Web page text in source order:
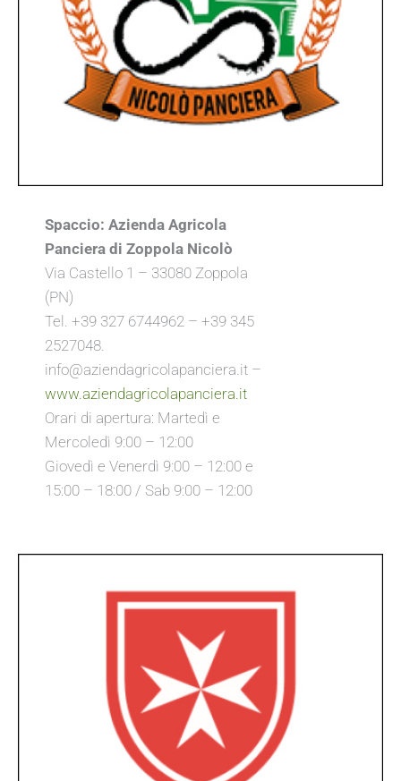
Spaccio: Azienda Agricola
Panciera di Zoppola Nicolò
Via Castello 1 – 33080 Zoppola
(PN)
Tel. +39 327 6744962 – +39 345
2527048.
info@aziendagricolapanciera.it –
www.aziendagricolapanciera.it
Orari di apertura: Martedì e
Mercoledì 9:00 – 12:00
Giovedì e Venerdì 9:00 – 12:00 e
15:00 – 18:00 / Sab 9:00 – 12:00